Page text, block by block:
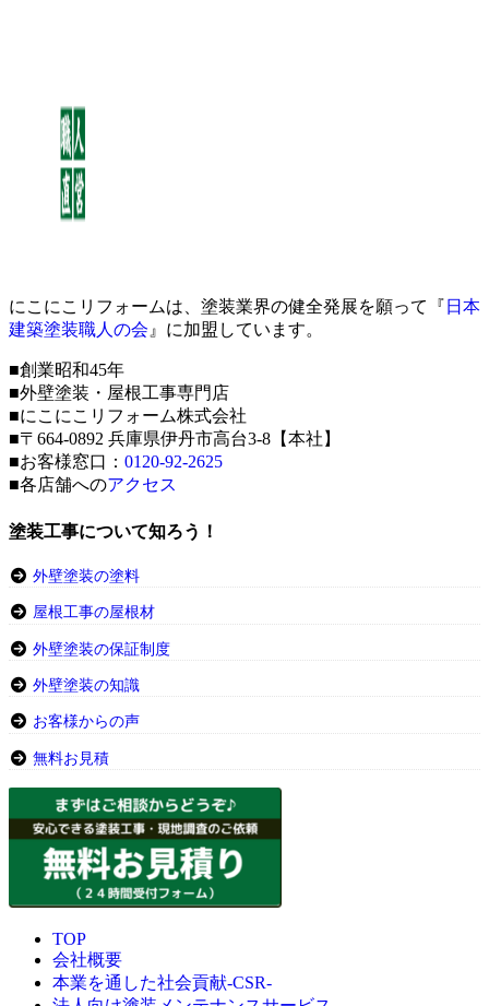
にこにこリフォームは、塗装業界の健全発展を願って『 日本
建築塗装職人の会 』に加盟しています。
■創業昭和45年
■外壁塗装・屋根工事専門店
■にこにこリフォーム株式会社
■〒664-0892 兵庫県伊丹市高台3-8【本社】
■お客様窓口： 0120-92-2625
■各店舗へのアクセス
塗装工事について知ろう！
外壁塗装の塗料
屋根工事の屋根材
外壁塗装の保証制度
外壁塗装の知識
お客様からの声
無料お見積
TOP
会社概要
本業を通した社会貢献-CSR-